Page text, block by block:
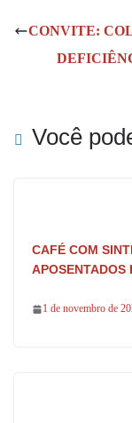
ok
CONVITE:
Você
CAFÉ COM
APOSENTADOS
1 de novembro de